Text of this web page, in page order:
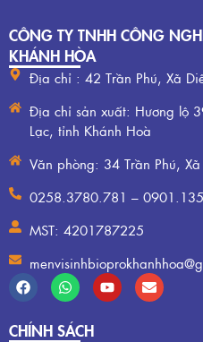
CÔNG TY TNHH CÔNG
KHÁNH HÒA
Địa chỉ : 42 Trần Phú, Xã
Địa chỉ sản xuất: Hương lộ
Lạc, tỉnh Khánh Hoà
Văn phòng: 34 Trần Phú,
0258.3780.781 –
MST: 4201787225
CHÍNH SÁCH